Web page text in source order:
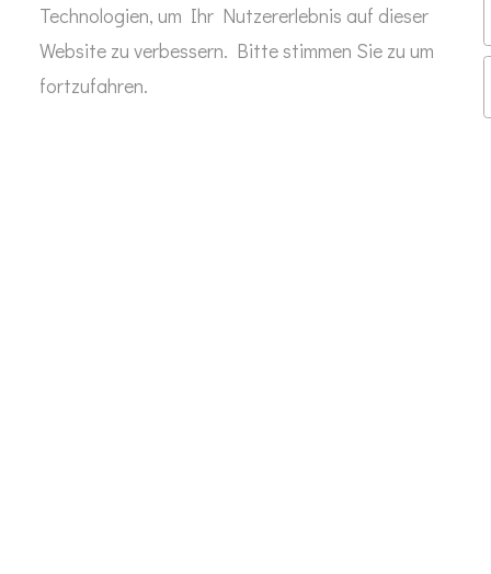
Technologien, um Ihr Nutzererlebnis auf dieser
Website zu verbessern. Bitte stimmen Sie zu um
fortzufahren.